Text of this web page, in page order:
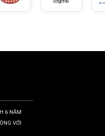
6 NĂM
VỚI